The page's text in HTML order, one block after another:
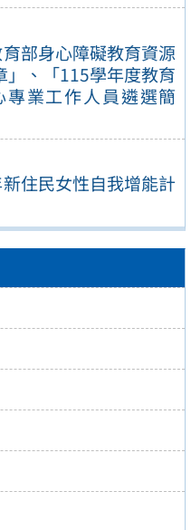
部身心障礙教育資源
、「115學年度教育
業工作人員遴選簡
住民女性自我增能計